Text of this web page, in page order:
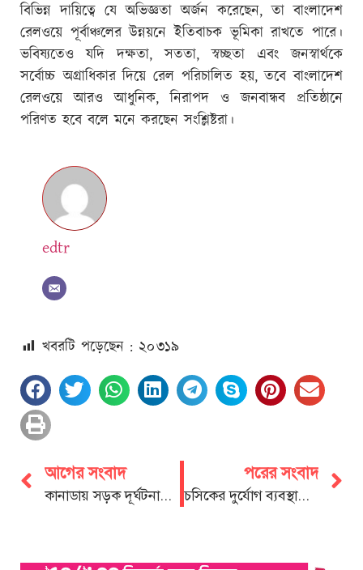
বিভিন্ন দায়িত্বে যে অভিজ্ঞতা অর্জন করেছেন, তা বাংলাদেশ
রেলওয়ে পূর্বাঞ্চলের উন্নয়নে ইতিবাচক ভূমিকা রাখতে পারে।
ভবিষ্যতেও যদি দক্ষতা, সততা, স্বচ্ছতা এবং জনস্বার্থকে
সর্বোচ্চ অগ্রাধিকার দিয়ে রেল পরিচালিত হয়, তবে বাংলাদেশ
রেলওয়ে আরও আধুনিক, নিরাপদ ও জনবান্ধব প্রতিষ্ঠানে
পরিণত হবে বলে মনে করছেন সংশ্লিষ্টরা।
edtr
খবরটি পড়েছেন : ২০৩১৯
আগের সংবাদ
কানাডায় সড়ক দূর্ঘটনায় নিহত মোঃ ইস্তিনাব মাহির শেষ বিদায়, দাফন সম্পন্ন
পরের সংবাদ
চসিকের দুর্যোগ ব্যবস্থাপনা কমিটিতে যুব প্রতিনিধিত্ব নিশ্চিতের দাবি